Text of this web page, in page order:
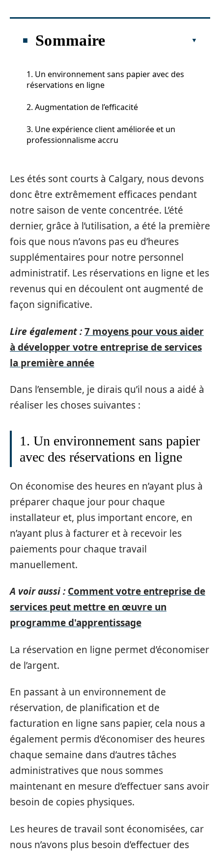
Sommaire
1. Un environnement sans papier avec des
réservations en ligne
2. Augmentation de l’efficacité
3. Une expérience client améliorée et un
professionnalisme accru
Les étés sont courts à Calgary, nous devons
donc être extrêmement efficaces pendant
notre saison de vente concentrée. L’été
dernier, grâce à l’utilisation, a été la première
fois que nous n’avons pas eu d’heures
supplémentaires pour notre personnel
administratif. Les réservations en ligne et les
revenus qui en découlent ont augmenté de
façon significative.
Lire également :7 moyens pour vous aider
à développer votre entreprise de services
la première année
Dans l’ensemble, je dirais qu’il nous a aidé à
réaliser les choses suivantes :
1. Un environnement sans papier
avec des réservations en ligne
On économise des heures en n’ayant plus à
préparer chaque jour pour chaque
installateur et, plus important encore, en
n’ayant plus à facturer et à recevoir les
paiements pour chaque travail
manuellement.
A voir aussi : Comment votre entreprise de
services peut mettre en œuvre un
programme d'apprentissage
La réservation en ligne permet d’économiser
de l’argent.
En passant à un environnement de
réservation, de planification et de
facturation en ligne sans papier, cela nous a
également permis d’économiser des heures
chaque semaine dans d’autres tâches
administratives que nous sommes
maintenant en mesure d’effectuer sans avoir
besoin de copies physiques.
Les heures de travail sont économisées, car
nous n’avons plus besoin d’effectuer des